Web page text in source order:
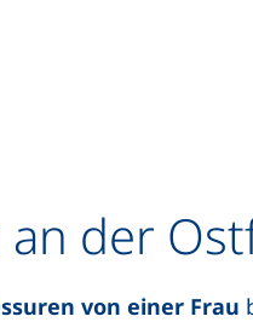
der
von einer Frau